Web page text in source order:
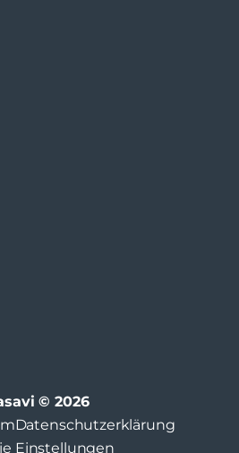
© 2026
Datenschutzerklärung
Einstellungen